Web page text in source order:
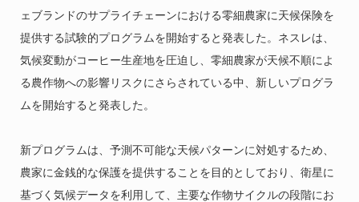
ェブランドのサプライチェーンにおける零細農家に天候保険を
提供する試験的プログラムを開始すると発表した。ネスレは、
気候変動がコーヒー生産地を圧迫し、零細農家が天候不順によ
る農作物への影響リスクにさらされている中、新しいプログラ
ムを開始すると発表した。
新プログラムは、予測不可能な天候パターンに対処するため、
農家に金銭的な保護を提供することを目的としており、衛星に
基づく気候データを利用して、主要な作物サイクルの段階にお